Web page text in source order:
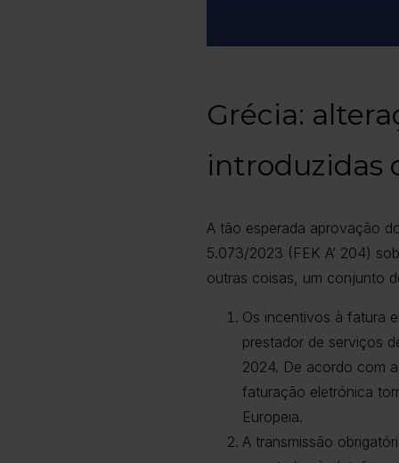
Grécia:
introduzidas
A tão esperada aprovação
5.073/2023 (FEK A’ 204)
outras coisas, um conjunto
Os incentivos à fatura
prestador de serviços
2024. De acordo com
faturação eletrónica
Europeia.
A transmissão